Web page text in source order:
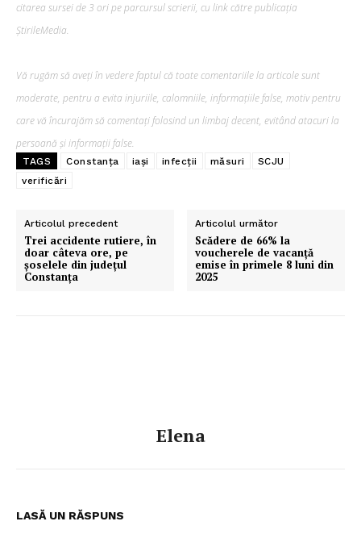
citarea sursei de 3 ori pe parcursul scrierii, cu link către publicația
ȘtirileMedia.
Vă rugăm să aveți în vedere faptul că toate comentariile la articole sunt
moderate, pentru a evita injuriile, calomniile, informațiile false, motiv pentru
care vă încurajăm să comentați folosind un limbaj decent, evitând atacuri la
persoană și informații false.
TAGS Constanța iași infecții măsuri
SCJU
verificări
Articolul precedent
Trei accidente rutiere, în
doar câteva ore, pe
șoselele din județul
Constanța
Articolul următor
Scădere de 66% la
voucherele de vacanță
emise în primele 8 luni din
2025
Elena
LASĂ UN RĂSPUNS